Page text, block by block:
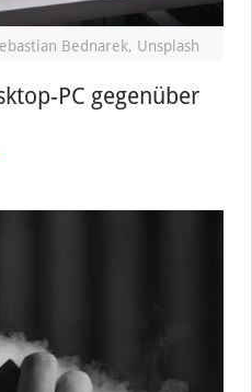
Bednarek, Unsplash
PC gegenüber